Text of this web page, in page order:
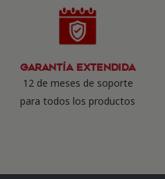
Garantía Extendida
12 de meses de soporte
para todos los productos